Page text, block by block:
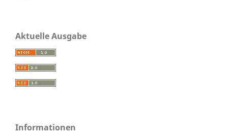
Aktuelle Ausgabe
Informationen